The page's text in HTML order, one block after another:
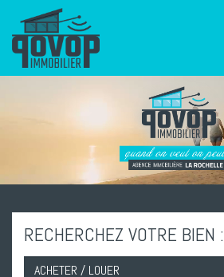
RECHERCHEZ VOTRE BIEN :